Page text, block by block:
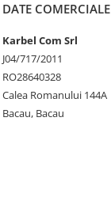
DATE COMERCIALE
Karbel Com Srl
J04/717/2011
RO28640328
Calea Romanului 144A
Bacau, Bacau